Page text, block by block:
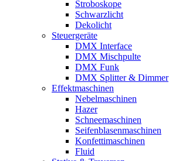
Stroboskope
Schwarzlicht
Dekolicht
Steuergeräte
DMX Interface
DMX Mischpulte
DMX Funk
DMX Splitter & Dimmer
Effektmaschinen
Nebelmaschinen
Hazer
Schneemaschinen
Seifenblasenmaschinen
Konfettimaschinen
Fluid